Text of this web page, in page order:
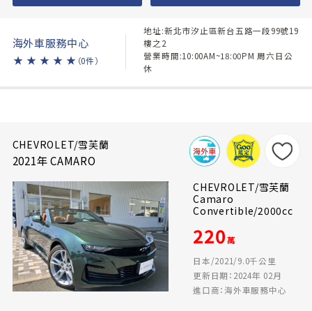
海外車服務中心
★ ★ ★ ★ ★ （0件）
地址:新北市汐止區新台五路一段99號19
樓之2
營業時間:10:00AM~18:00PM 周六日公
休
CHEVROLET/雪芙蘭
2021年 CAMARO
CHEVROLET/雪芙蘭
Camaro
Convertible/2000cc
220萬
日本/2021/9.0千公里
更新日期：2024年 02月
進口商：海外車服務中心